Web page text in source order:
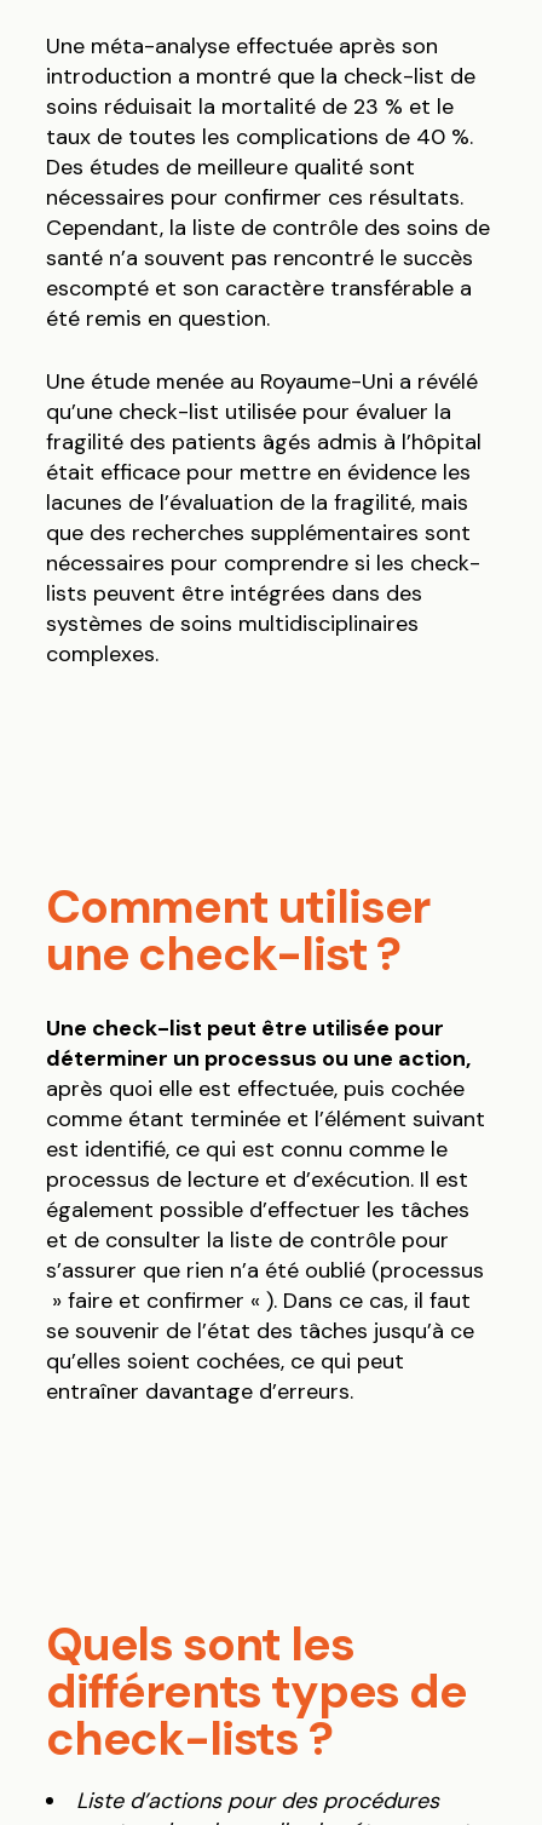
Une méta-analyse effectuée après son
introduction a montré que la check-list de
soins réduisait la mortalité de 23 % et le
taux de toutes les complications de 40 %.
Des études de meilleure qualité sont
nécessaires pour confirmer ces résultats.
Cependant, la liste de contrôle des soins de
santé n’a souvent pas rencontré le succès
escompté et son caractère transférable a
été remis en question.
Une étude menée au Royaume-Uni a révélé
qu’une check-list utilisée pour évaluer la
fragilité des patients âgés admis à l’hôpital
était efficace pour mettre en évidence les
lacunes de l’évaluation de la fragilité, mais
que des recherches supplémentaires sont
nécessaires pour comprendre si les check-
lists peuvent être intégrées dans des
systèmes de soins multidisciplinaires
complexes.
Comment utiliser
une check-list ?
Une check-list peut être utilisée pour
déterminer un processus ou une action,
après quoi elle est effectuée, puis cochée
comme étant terminée et l’élément suivant
est identifié, ce qui est connu comme le
processus de lecture et d’exécution. Il est
également possible d’effectuer les tâches
et de consulter la liste de contrôle pour
s’assurer que rien n’a été oublié (processus
» faire et confirmer « ). Dans ce cas, il faut
se souvenir de l’état des tâches jusqu’à ce
qu’elles soient cochées, ce qui peut
entraîner davantage d’erreurs.
Quels sont les
différents types de
check-lists ?
Liste d’actions pour des procédures